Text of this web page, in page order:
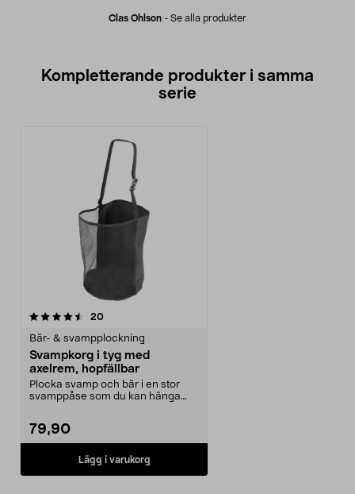
Clas Ohlson - Se alla produkter
Kompletterande produkter i samma
serie
20recensioner
Bär- & svampplockning
Svampkorg i tyg med
axelrem, hopfällbar
Plocka svamp och bär i en stor
svamppåse som du kan hänga
79,90
Lägg i varukorg